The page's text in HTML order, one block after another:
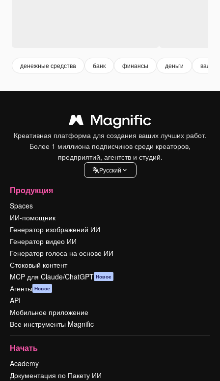
денежные средства банк финансы деньги
Креативная платформа для создания ваших лучших работ.
Более 1 миллиона подписчиков среди креаторов,
предприятий, агентств и студий.
Pусский
Продукция
Spaces
ИИ-помощник
Генератор изображений ИИ
Генератор видео ИИ
Генератор голоса на основе ИИ
Стоковый контент
MCP для Claude/ChatGPT Новое
Агенты Новое
API
Мобильное приложение
Все инструменты Magnific
Начать
Academy
Документация по Пакету ИИ